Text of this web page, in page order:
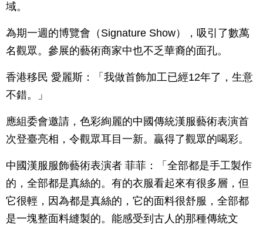
域。
為期一週的博覽會（Signature Show），吸引了數萬
名觀眾。參展的藝術商家中也不乏華裔的面孔。
香港移民 愛麗斯：「我做首飾加工已經12年了，生意
不錯。」
應組委會邀請，色彩絢麗的中國傳統漢服藝術表演首
次登臺亮相，令觀眾耳目一新。贏得了觀眾的喝彩。
中國漢服服飾藝術表演者 菲菲：「全部都是手工製作
的，全部都是真絲的。有的衣服看起來有很多層，但
它很輕，因為都是真絲的，它的面料很舒服，全部都
是一塊整面料縫製的。能感受到古人的那種傳統文